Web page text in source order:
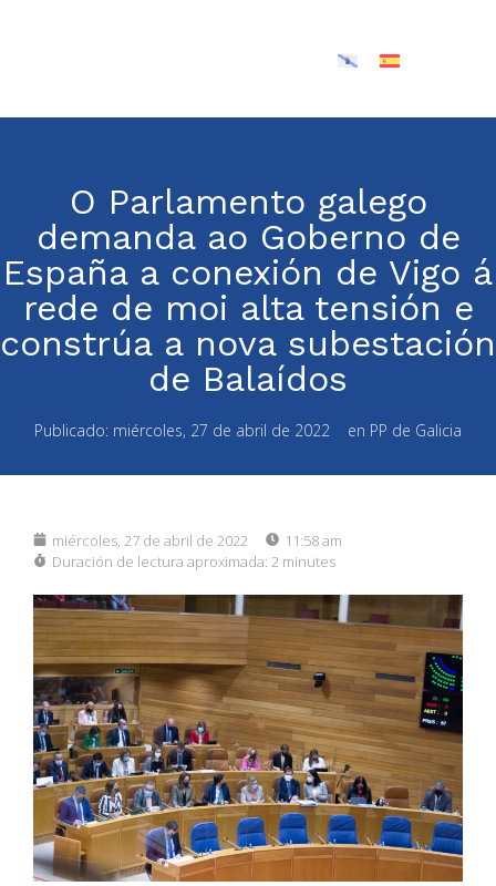
O Parlamento galego
demanda ao Goberno de
España a conexión de Vigo á
rede de moi alta tensión e
constrúa a nova subestación
de Balaídos
Publicado: miércoles, 27 de abril de 2022 en PP de Galicia
miércoles, 27 de abril de 2022
11:58 am
Duración de lectura aproximada: 2 minutes